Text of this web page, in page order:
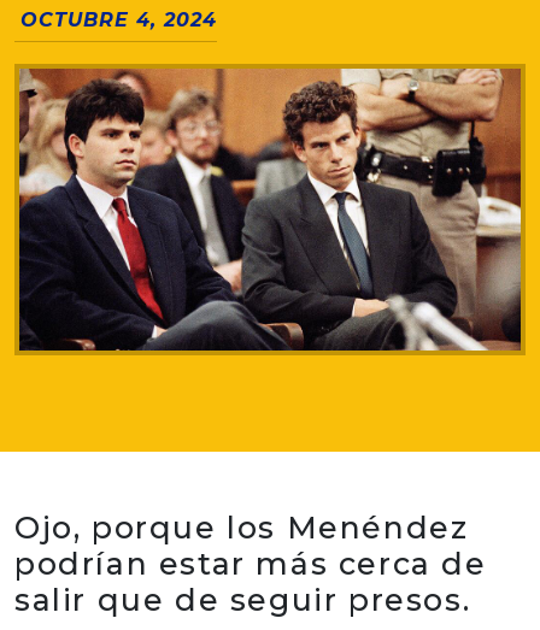
OCTUBRE 4, 2024
Ojo, porque los Menéndez
podrían estar más cerca de
salir que de seguir presos.